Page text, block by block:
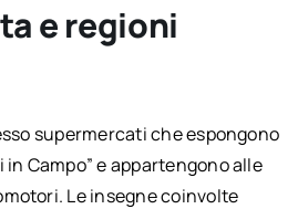
e regioni
supermercati che espongono
Campo” e appartengono alle
Le insegne coinvolte